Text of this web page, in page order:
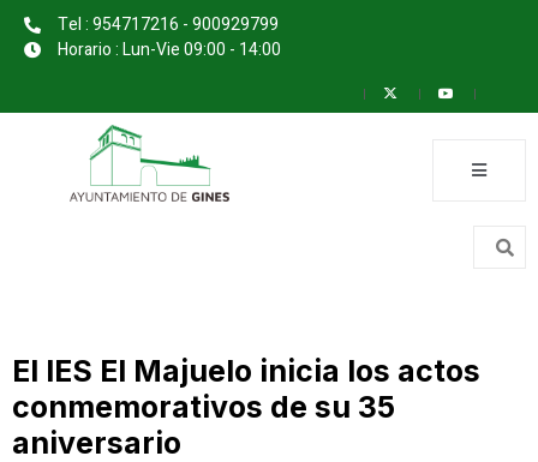
Tel : 954717216 - 900929799
Horario : Lun-Vie 09:00 - 14:00
El IES El Majuelo inicia los actos
conmemorativos de su 35
aniversario